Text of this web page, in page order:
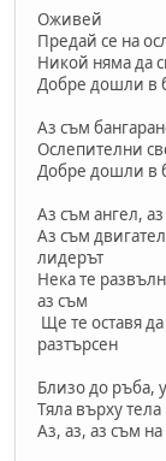
Оживей
Предай се на
Никой няма да
Добре дошли в
Аз съм
Ослепителни
Добре дошли в
Аз съм ангел,
Аз съм
лидерът
Нека те
аз съм
Ще те оставя
разтърсен
Близо до ръба,
Тяла върху
Аз, аз, аз съм